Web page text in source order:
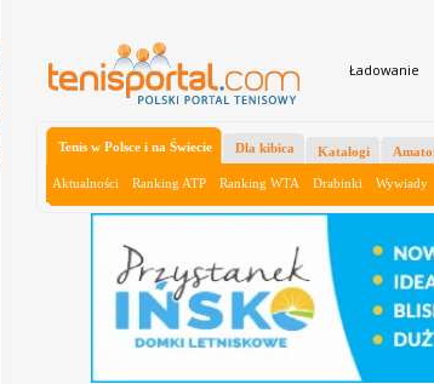
Ładowanie
Tenis w Polsce i na Świecie
Aktualności Ranking ATP Ranking WTA Drabinki Wywiady
Dla kibica Katalogi